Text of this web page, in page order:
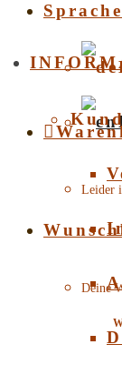
Sprache
Leider
Deine